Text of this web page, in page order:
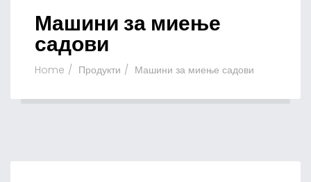
Машини за миење
садови
Home Продукти Машини за миење садови